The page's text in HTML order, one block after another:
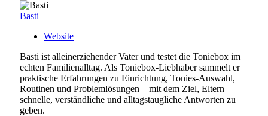
Basti
Website
Basti ist alleinerziehender Vater und testet die Toniebox im
echten Familienalltag. Als Toniebox-Liebhaber sammelt er
praktische Erfahrungen zu Einrichtung, Tonies-Auswahl,
Routinen und Problemlösungen – mit dem Ziel, Eltern
schnelle, verständliche und alltagstaugliche Antworten zu
geben.